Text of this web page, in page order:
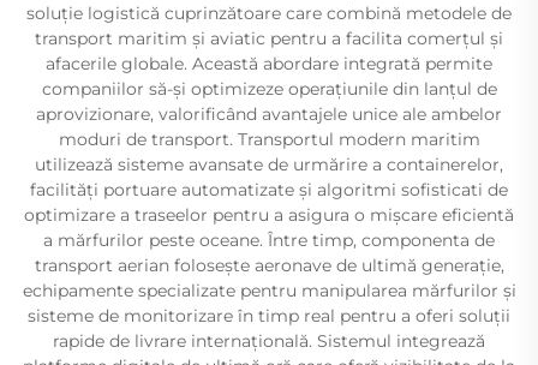
soluție logistică cuprinzătoare care combină metodele de
transport maritim și aviatic pentru a facilita comerțul și
afacerile globale. Această abordare integrată permite
companiilor să-și optimizeze operațiunile din lanțul de
aprovizionare, valorificând avantajele unice ale ambelor
moduri de transport. Transportul modern maritim
utilizează sisteme avansate de urmărire a containerelor,
facilități portuare automatizate și algoritmi sofisticati de
optimizare a traseelor pentru a asigura o mișcare eficientă
a mărfurilor peste oceane. Între timp, componenta de
transport aerian folosește aeronave de ultimă generație,
echipamente specializate pentru manipularea mărfurilor și
sisteme de monitorizare în timp real pentru a oferi soluții
rapide de livrare internațională. Sistemul integrează